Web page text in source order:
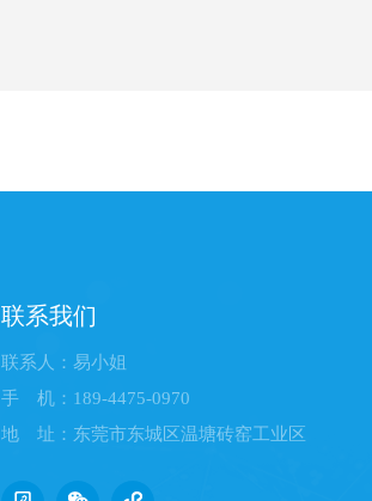
联系我们
联系人：易小姐
手 机：189-4475-0970
地 址：东莞市东城区温塘砖窑工业区